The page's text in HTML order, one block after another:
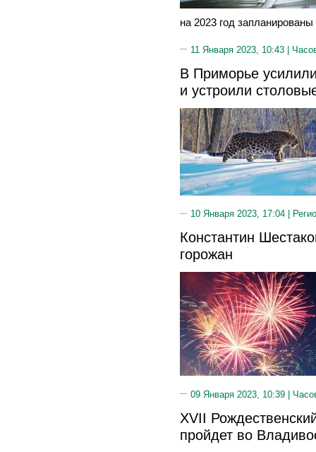
на 2023 год
11 Января 2023, 10:43 |
В Приморье
и устроили
10 Января 2023, 17:04 |
Константин
горожан
09 Января 2023, 10:39 |
XVII
пройдет во